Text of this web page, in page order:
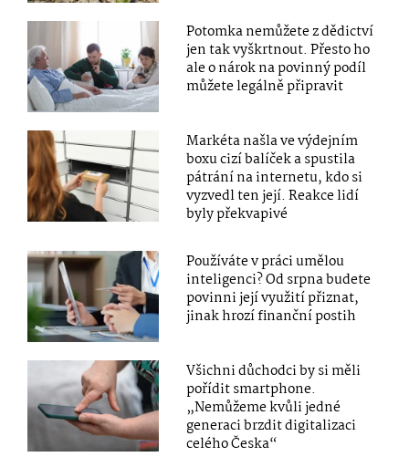
Potomka nemůžete z dědictví
jen tak vyškrtnout. Přesto ho
ale o nárok na povinný podíl
můžete legálně připravit
Markéta našla ve výdejním
boxu cizí balíček a spustila
pátrání na internetu, kdo si
vyzvedl ten její. Reakce lidí
byly překvapivé
Používáte v práci umělou
inteligenci? Od srpna budete
povinni její využití přiznat,
jinak hrozí finanční postih
Všichni důchodci by si měli
pořídit smartphone.
„Nemůžeme kvůli jedné
generaci brzdit digitalizaci
celého Česka“